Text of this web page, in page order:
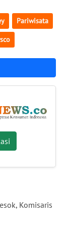
Pariwisata
Komisaris